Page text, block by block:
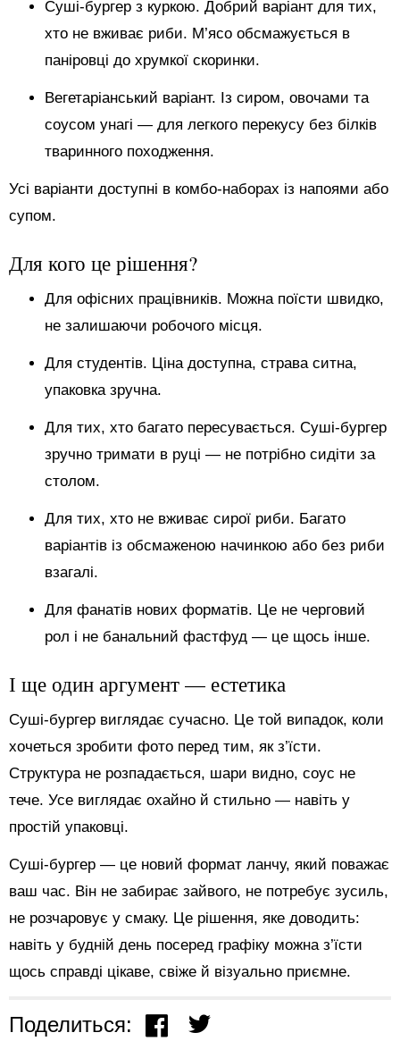
Суші-бургер з куркою. Добрий варіант для тих,
хто не вживає риби. М’ясо обсмажується в
паніровці до хрумкої скоринки.
Вегетаріанський варіант. Із сиром, овочами та
соусом унагі — для легкого перекусу без білків
тваринного походження.
Усі варіанти доступні в комбо-наборах із напоями або
супом.
Для кого це рішення?
Для офісних працівників. Можна поїсти швидко,
не залишаючи робочого місця.
Для студентів. Ціна доступна, страва ситна,
упаковка зручна.
Для тих, хто багато пересувається. Суші-бургер
зручно тримати в руці — не потрібно сидіти за
столом.
Для тих, хто не вживає сирої риби. Багато
варіантів із обсмаженою начинкою або без риби
взагалі.
Для фанатів нових форматів. Це не черговий
рол і не банальний фастфуд — це щось інше.
І ще один аргумент — естетика
Суші-бургер виглядає сучасно. Це той випадок, коли
хочеться зробити фото перед тим, як з’їсти.
Структура не розпадається, шари видно, соус не
тече. Усе виглядає охайно й стильно — навіть у
простій упаковці.
Суші-бургер — це новий формат ланчу, який поважає
ваш час. Він не забирає зайвого, не потребує зусиль,
не розчаровує у смаку. Це рішення, яке доводить:
навіть у будній день посеред графіку можна з’їсти
щось справді цікаве, свіже й візуально приємне.
Поделиться: